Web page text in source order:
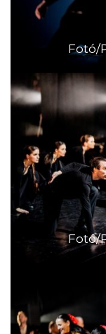
Fotó/
Fotó/